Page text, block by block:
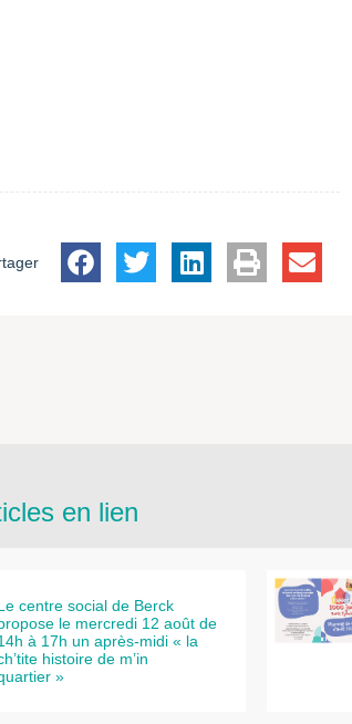
en lien
centre social de Berck
le mercredi 12 août de
à 17h un après-midi « la
histoire de m’in
»